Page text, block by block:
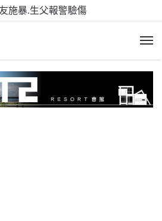
施暴.生父報警驗傷